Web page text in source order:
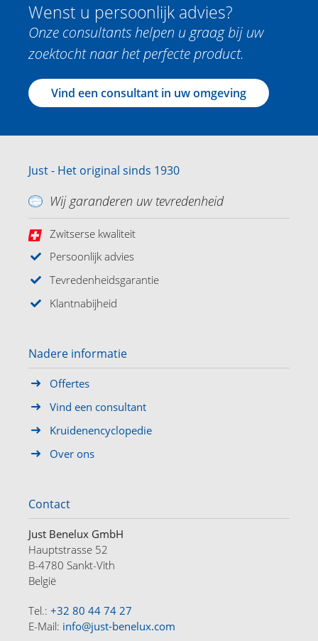
Wenst u persoonlijk advies?
Onze consultants helpen u graag bij uw
zoektocht naar het perfecte product.
Vind een consultant in uw omgeving
Just - Het original sinds 1930
Wij garanderen uw tevredenheid
Zwitserse kwaliteit
Persoonlijk advies
Tevredenheidsgarantie
Klantnabijheid
Nadere informatie
Offertes
Vind een consultant
Kruidenencyclopedie
Over ons
Contact
Just Benelux GmbH
Hauptstrasse 52
B-4780 Sankt-Vith
België
Tel.: +32 80 44 74 27
E-Mail: info@just-benelux.com